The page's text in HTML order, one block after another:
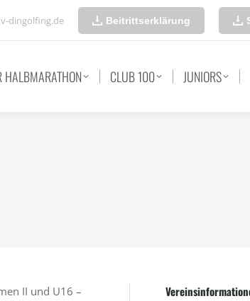
dingolfing.de Beitrittserklärung
HALBMARATHON CLUB 100 JUNIORS
II und U16 –